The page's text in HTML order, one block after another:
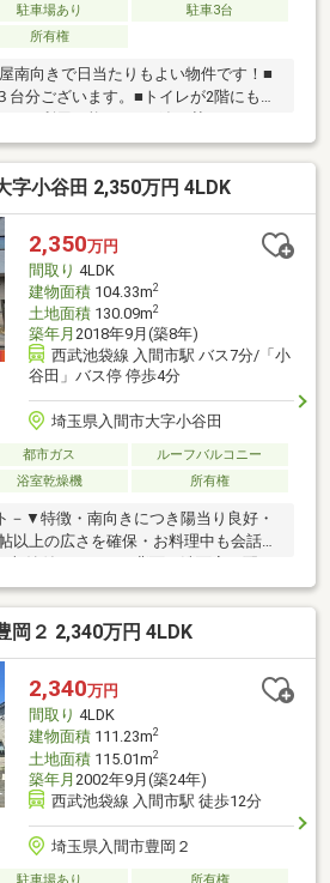
駐車場あり
駐車3台
所有権
南向きで日当たりもよい物件です！■
分ございます。■トイレが2階にもご
す。■バルコニーも広いため、洗濯物
オンタウンが徒歩圏内にあるので、お
す！■お庭も広く、ガーデニングも楽
6帖以上♪■屋根裏収納がございます。
として♪
字小谷田 2,350万円 4LDK
2,350万円
間取り 4LDK
建物面積104.33m2
土地面積130.09m2
築年月 2018年9月(築8年)
西武池袋線 入間市駅 バス7分/「小
谷田」バス停 停歩4分
埼玉県入間市大字小谷田
都市ガス
ルーフバルコニー
浴室乾燥機 所有権
－▼特徴・南向きにつき陽当り良好・
以上の広さを確保・お料理中も会話が
はゆとりある1616サイズ、浴室換気乾
を2か所に設置・駐車2台可能(車種によ
・温水洗浄便座▼周辺環境・さえき小
・入間市立東金子小学校 徒歩10分(約
探しをお手伝いします ━━━━━・・・
にお問い合わせください。
岡２ 2,340万円 4LDK
2,340万円
間取り 4LDK
建物面積111.23m2
土地面積115.01m2
築年月 2002年9月(築24年)
西武池袋線 入間市駅 徒歩12分
埼玉県入間市豊岡２
駐車場あり 所有権